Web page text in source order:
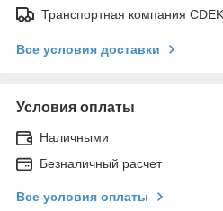
Транспортная компания
Все условия доставки
Условия оплаты
Наличными
Безналичный расчет
Все условия оплаты